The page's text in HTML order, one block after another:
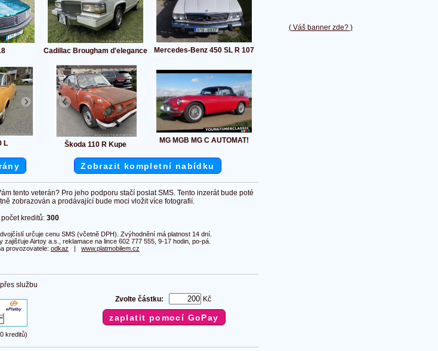
( Váš banner zde? )
Cadillac Brougham d'elegance Mercedes-Benz 450 SL R 107
L Škoda 110 R Kupe MG MGB MG C AUTOMAT!
Zobrazit kompletní nabídku
tento veterán? Pro jeho podporu stačí poslat SMS. Tento inzerát bude poté
zobrazován a prodávající bude moci vložit více fotografií.
kreditů: 300
určuje cenu SMS (včetně DPH). Zvýhodnění má platnost 14 dní.
zajišťuje Airtoy a.s., reklamace na lince 602 777 555, 9-17 hodin, po-pá.
provozovatele: odkaz | www.platmobilem.cz
přes službu
kreditů)
Zvolte částku: Kč